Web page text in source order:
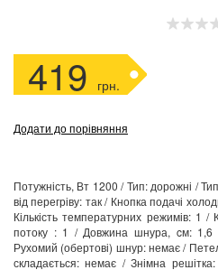
419 грн.
Додати до порівняння
Потужність, Вт 1200 / Тип: дорожні /
від перегріву: так / Кнопка подачі
Кількість температурних режимів: 1 /
потоку : 1 / Довжина шнура, cм:
Рухомий (обертові) шнур: немає /
складається: немає / Знімна